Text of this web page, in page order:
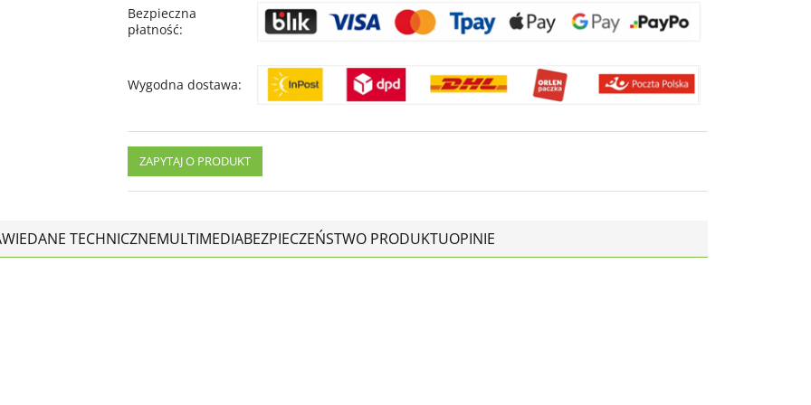
Bezpieczna
płatność:
Wygodna dostawa:
ZAPYTAJ O PRODUKT
DANE TECHNICZNEMULTIMEDIABEZPIECZEŃSTWO PRODUKTUOPINIE